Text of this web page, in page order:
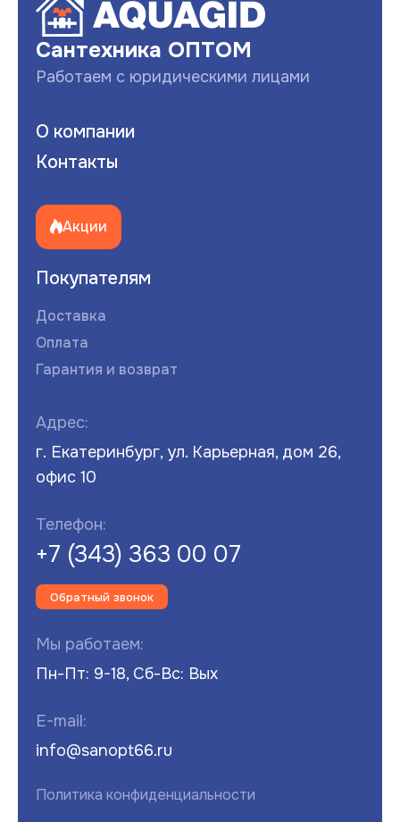
Сантехника ОПТОМ
Работаем с юридическими лицами
О компании
Контакты
Акции
Покупателям
Доставка
Оплата
Гарантия и возврат
Адрес:
г. Екатеринбург, ул. Карьерная, дом 26,
офис 10
Телефон:
+7 (343) 363 00 07
Обратный звонок
Мы работаем:
Пн-Пт: 9-18, Сб-Вс: Вых
E-mail:
info@sanopt66.ru
Политика конфиденциальности